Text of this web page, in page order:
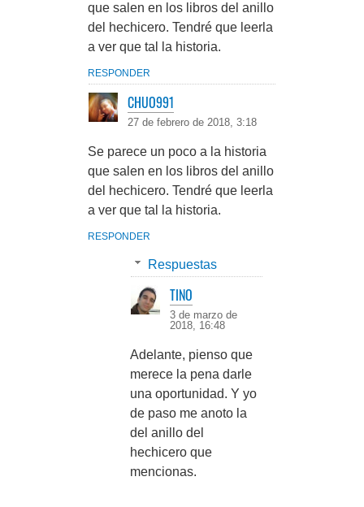
que salen en los libros del anillo
del hechicero. Tendré que leerla
a ver que tal la historia.
RESPONDER
CHUO991
27 de febrero de 2018, 3:18
Se parece un poco a la historia
que salen en los libros del anillo
del hechicero. Tendré que leerla
a ver que tal la historia.
RESPONDER
Respuestas
TINO
3 de marzo de
2018, 16:48
Adelante, pienso que
merece la pena darle
una oportunidad. Y yo
de paso me anoto la
del anillo del
hechicero que
mencionas.